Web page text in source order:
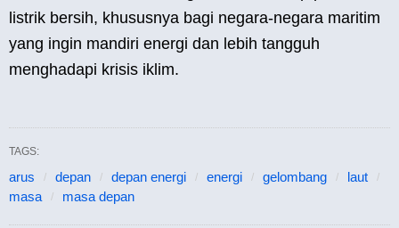
listrik bersih, khususnya bagi negara-negara maritim
yang ingin mandiri energi dan lebih tangguh
menghadapi krisis iklim.
TAGS:
arus depan depan energi energi gelombang
laut
masa
masa depan